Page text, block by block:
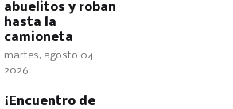
abuelitos y roban
hasta la
camioneta
martes, agosto 04,
2026
​¡Encuentro de